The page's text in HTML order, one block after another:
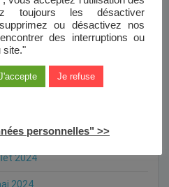
2025
2025
2024
2024
2024
2024
toujours les désactiver
ou désactivez nos
des interruptions ou
site."
Je refuse
personnelles" >>